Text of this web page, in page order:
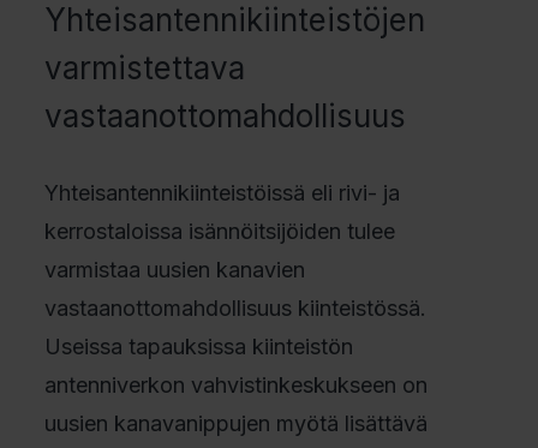
Yhteisantennikiinteistöjen
varmistettava
vastaanottomahdollisuus
Yhteisantennikiinteistöissä eli rivi- ja
kerrostaloissa isännöitsijöiden tulee
varmistaa uusien kanavien
vastaanottomahdollisuus kiinteistössä.
Useissa tapauksissa kiinteistön
antenniverkon vahvistinkeskukseen on
uusien kanavanippujen myötä lisättävä